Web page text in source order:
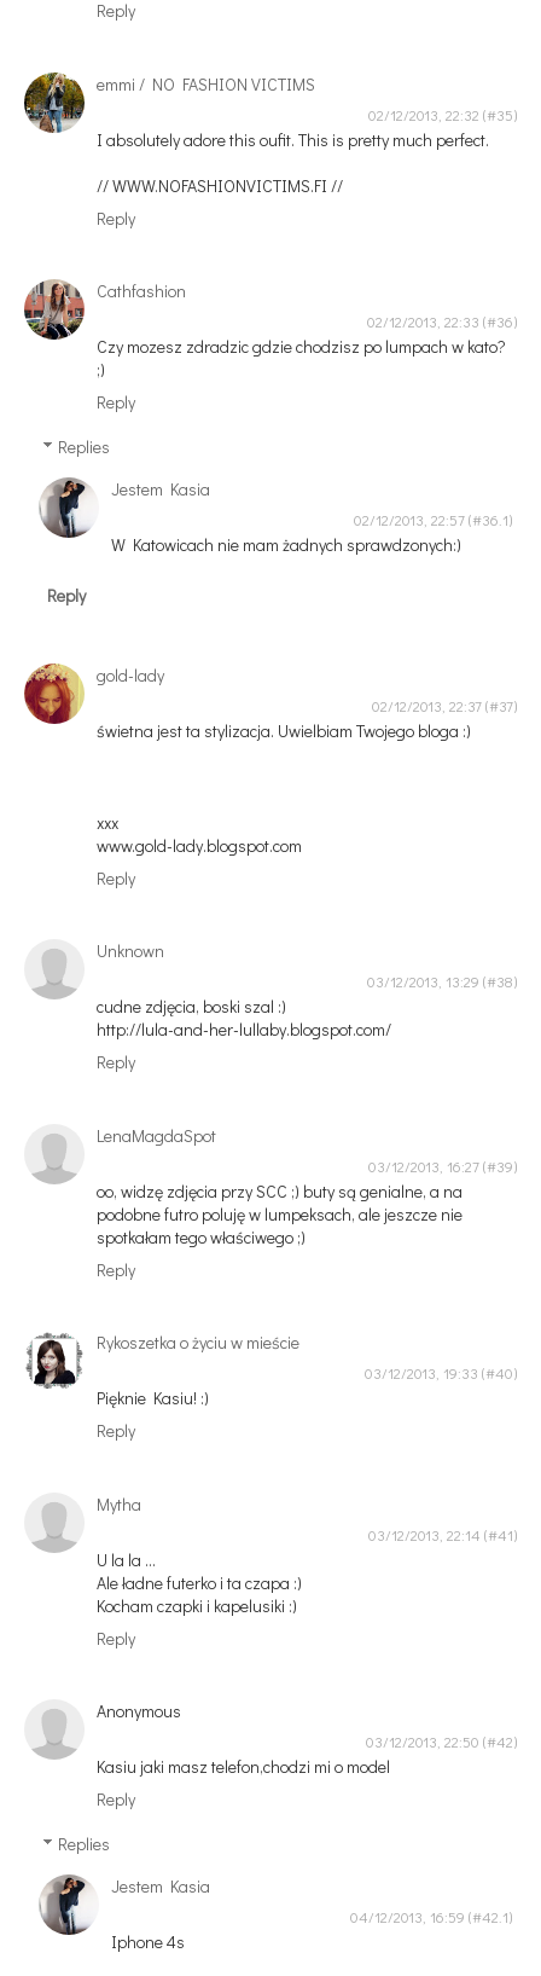
Reply
emmi / NO FASHION VICTIMS
02/12/2013, 22:32
I absolutely adore this oufit. This is pretty much perfect.
// WWW.NOFASHIONVICTIMS.FI //
Reply
Cathfashion
02/12/2013, 22:33
Czy mozesz zdradzic gdzie chodzisz po lumpach w kato?
;)
Reply
Replies
Jestem Kasia
02/12/2013, 22:57
W Katowicach nie mam żadnych sprawdzonych:)
Reply
gold-lady
02/12/2013, 22:37
świetna jest ta stylizacja. Uwielbiam Twojego bloga :)
xxx
www.gold-lady.blogspot.com
Reply
Unknown
03/12/2013, 13:29
cudne zdjęcia, boski szal :)
http://lula-and-her-lullaby.blogspot.com/
Reply
LenaMagdaSpot
03/12/2013, 16:27
oo, widzę zdjęcia przy SCC ;) buty są genialne, a na
podobne futro poluję w lumpeksach, ale jeszcze nie
spotkałam tego właściwego ;)
Reply
Rykoszetka o życiu w mieście
03/12/2013, 19:33
Pięknie Kasiu! :)
Reply
Mytha
03/12/2013, 22:14
U la la ...
Ale ładne futerko i ta czapa :)
Kocham czapki i kapelusiki :)
Reply
Anonymous
03/12/2013, 22:50
Kasiu jaki masz telefon,chodzi mi o model
Reply
Replies
Jestem Kasia
04/12/2013, 16:59
Iphone 4s